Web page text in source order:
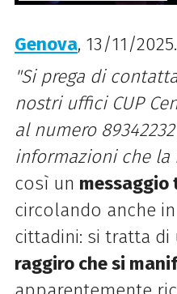
Genova, 13/11/2025.
"Si prega di
nostri uffici CUP
al numero
informazioni che la
così un
circolando anche in
cittadini: si tratta di
raggiro che si